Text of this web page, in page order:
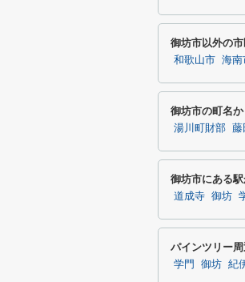
御坊市以外の
和歌山市 海南
御坊市の町名
湯川町財部 藤
御坊市にある
道成寺 御坊
パインツリー
学門 御坊 紀